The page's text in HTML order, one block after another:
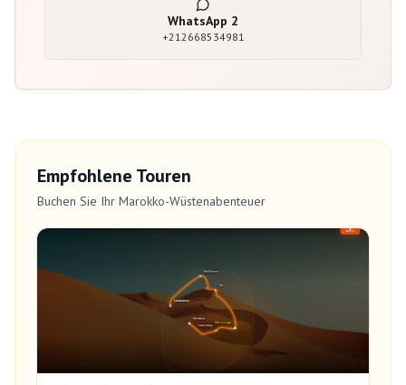
WhatsApp 2
+212668534981
Empfohlene Touren
Buchen Sie Ihr Marokko-Wüstenabenteuer